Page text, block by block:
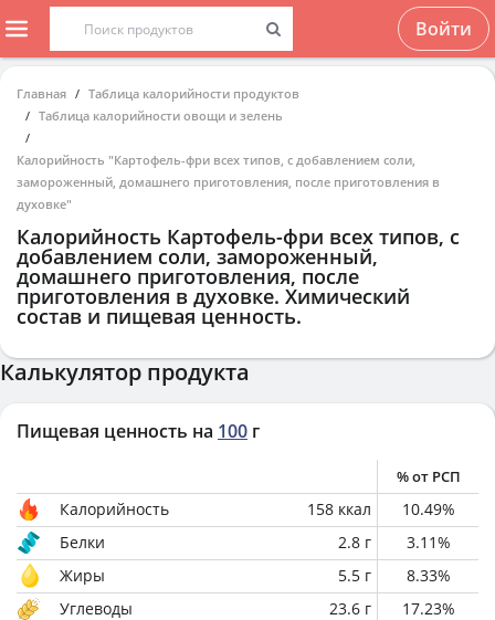
Войти
Главная
Таблица калорийности продуктов
Таблица калорийности овощи и зелень
Калорийность "Картофель-фри всех типов, с добавлением соли,
замороженный, домашнего приготовления, после приготовления в
духовке"
Калорийность Картофель-фри всех типов, с
добавлением соли, замороженный,
домашнего приготовления, после
приготовления в духовке. Химический
состав и пищевая ценность.
Калькулятор продукта
Пищевая ценность на 100 г
% от РСП
Калорийность 158 ккал 10.49%
Белки
2.8 г 3.11%
Жиры
5.5 г 8.33%
Углеводы
23.6 г 17.23%